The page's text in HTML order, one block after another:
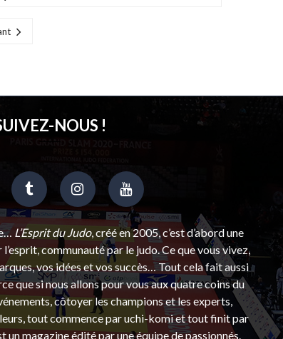
NOUS !
L’Esprit du Judo, créé en 2005, c’est d’abord une
communauté par le judo. Ce que vous vivez,
vos idées et vos succès… Tout cela fait aussi
que si nous allons pour vous aux quatre coins du
côtoyer les champions et les experts,
tout commence par uchi-komi et tout finit par
un magazine édité par une équipe de passionnés.